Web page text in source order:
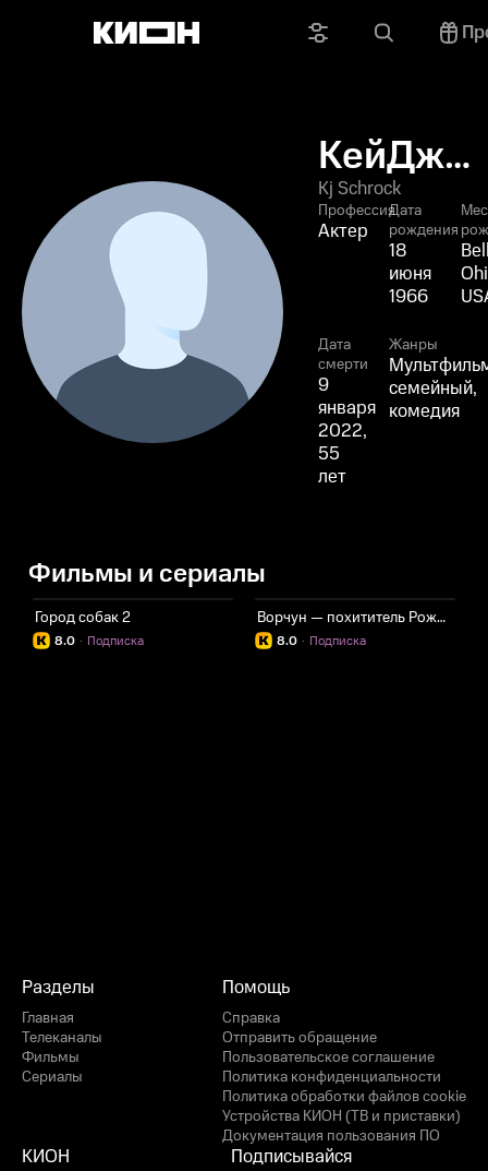
КейДжей
Шрок
Kj Schrock
Профессия
Актер
Дата
рождения
18
июня
1966
Дата
смерти
9
января
2022,
55
лет
Жанры
семейный,
комедия
Фильмы и сериалы
Город собак 2
8.0 Подписка
·
Ворчун — похититель Рождества 2
8.0 Подписка
·
Разделы
Главная
Телеканалы
Фильмы
Сериалы
Помощь
Справка
Отправить обращение
Пользовательское соглашение
Политика конфиденциальности
Политика обработки файлов cookie
Устройства КИОН (ТВ и приставки)
Документация пользования ПО
КИОН Подписывайся